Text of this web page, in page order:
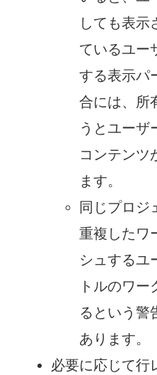
しても表示
ているユー
する表示パ
合には、所
うとユーザ
コンテンツ
ます。
同じプロジ
重複したワ
シュするユ
トルのワ
るという警
あります。
必要に応じて行